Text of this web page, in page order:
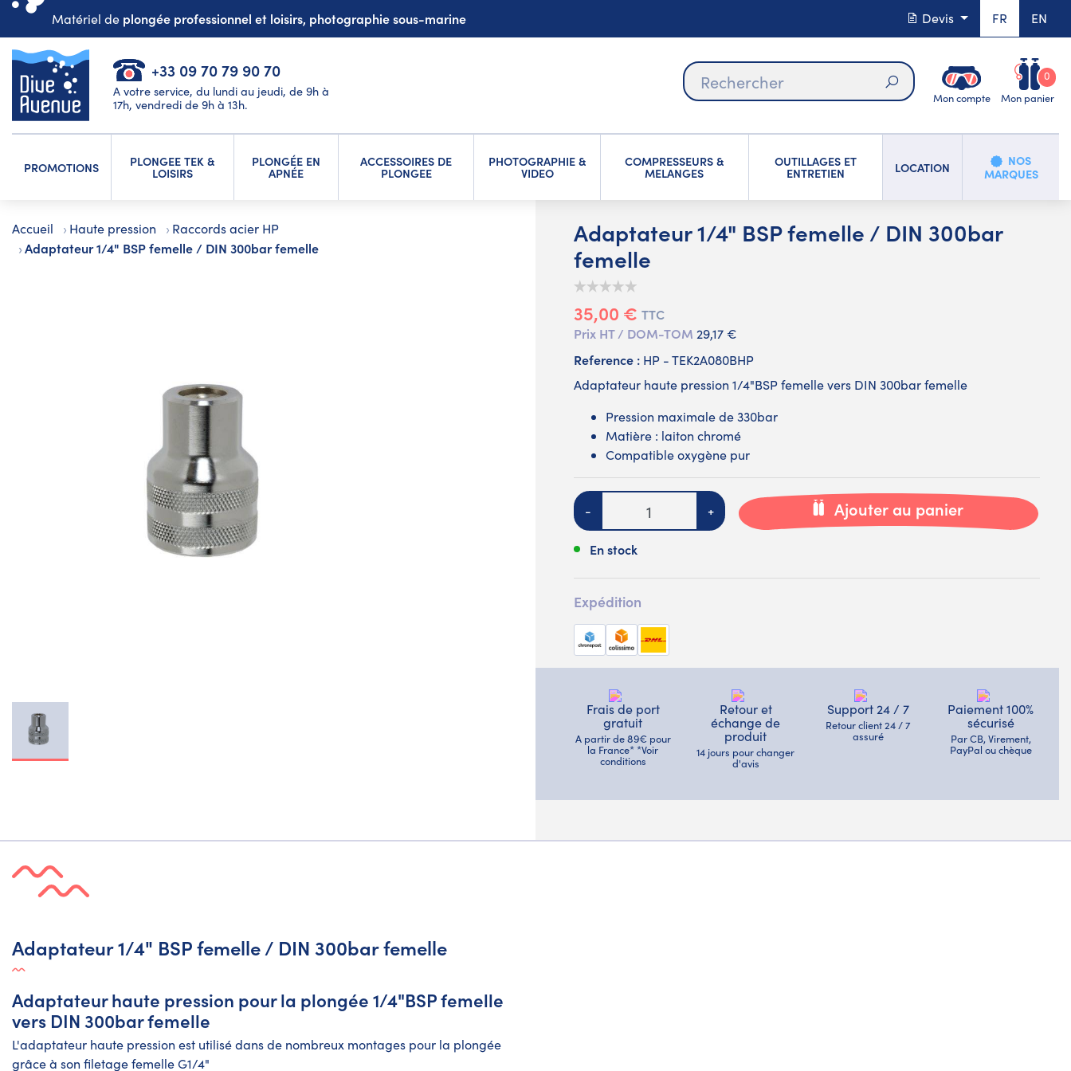
Matériel de plongée professionnel et loisirs, photographie sous-marine Devis FR EN
+33 09 70 79 90 70
A votre service, du lundi au jeudi, de 9h à
17h, vendredi de 9h à 13h.
Rechercher
Mon compte Mon panier
0
PROMOTIONS PLONGEE TEK &
LOISIRS
PLONGÉE EN
APNÉE
ACCESSOIRES DE
PLONGEE
PHOTOGRAPHIE &
VIDEO
COMPRESSEURS &
MELANGES
OUTILLAGES ET
ENTRETIEN LOCATION
NOS
MARQUES
Accueil Haute pression Raccords acier HP
Adaptateur 1/4" BSP femelle / DIN 300bar femelle
Adaptateur 1/4" BSP femelle / DIN 300bar
femelle
35,00 € TTC
Prix HT / DOM-TOM 29,17 €
Reference : HP - TEK2A080BHP
Adaptateur haute pression 1/4"BSP femelle vers DIN 300bar femelle
Pression maximale de 330bar
Matière : laiton chromé
Compatible oxygène pur
Quantité
- + Ajouter au panier
En stock
Expédition
Frais de port
gratuit
A partir de 89€ pour
la France* *Voir
conditions
Retour et
échange de
produit
14 jours pour changer
d'avis
Support 24 / 7
Retour client 24 / 7
assuré
Paiement 100%
sécurisé
Par CB, Virement,
PayPal ou chèque
Adaptateur 1/4" BSP femelle / DIN 300bar femelle
Adaptateur haute pression pour la plongée 1/4"BSP femelle
vers DIN 300bar femelle
L'adaptateur haute pression est utilisé dans de nombreux montages pour la plongée
grâce à son filetage femelle G1/4"